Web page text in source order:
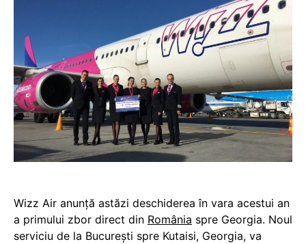
Wizz Air anunță astăzi deschiderea în vara acestui an
a primului zbor direct din România spre Georgia. Noul
serviciu de la București spre Kutaisi, Georgia, va